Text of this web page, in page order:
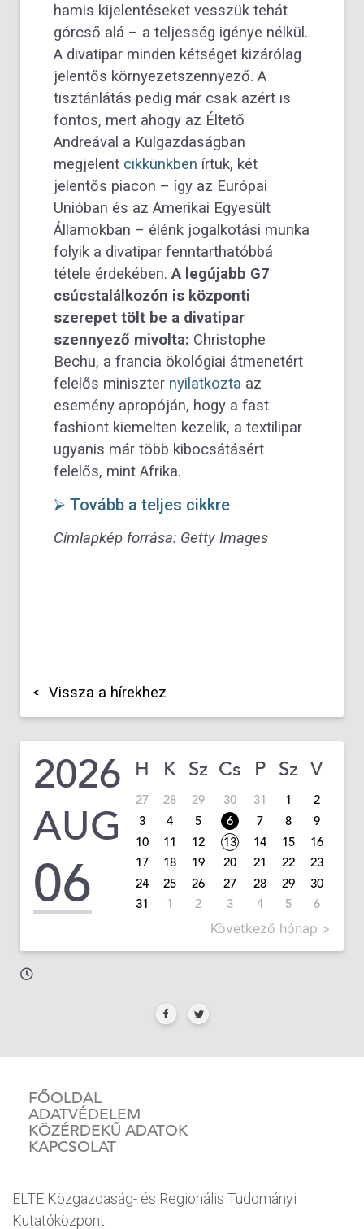
hamis kijelentéseket vesszük tehát
górcső alá – a teljesség igénye nélkül.
A divatipar minden kétséget kizárólag
jelentős környezetszennyező. A
tisztánlátás pedig már csak azért is
fontos, mert ahogy az Éltető
Andreával a Külgazdaságban
megjelent cikkünkben írtuk, két
jelentős piacon – így az Európai
Unióban és az Amerikai Egyesült
Államokban – élénk jogalkotási munka
folyik a divatipar fenntarthatóbbá
tétele érdekében.A legújabb G7
csúcstalálkozón is központi
szerepet tölt be a divatipar
szennyező mivolta: Christophe
Bechu, a francia ökológiai átmenetért
felelős miniszter nyilatkozta az
esemény apropóján, hogy a fast
fashiont kiemelten kezelik, a textilipar
ugyanis már több kibocsátásért
felelős, mint Afrika.
⮚ Tovább a teljes cikkre
Címlapkép forrása: Getty Images
Vissza a hírekhez
2026
AUG
06
H K Sz Cs P Sz V
27 28 29 30 31 1
2
3
4 5 6 7 8
9
10
11 12 13 14 15
16
17
18 19 20 21 22
23
24
25 26 27 28 29
30
31
1 2 3 4 5 6
Következő hónap >
FŐOLDAL
ADATVÉDELEM
KÖZÉRDEKŰ ADATOK
KAPCSOLAT
ELTE Közgazdaság- és Regionális Tudományi
Kutatóközpont